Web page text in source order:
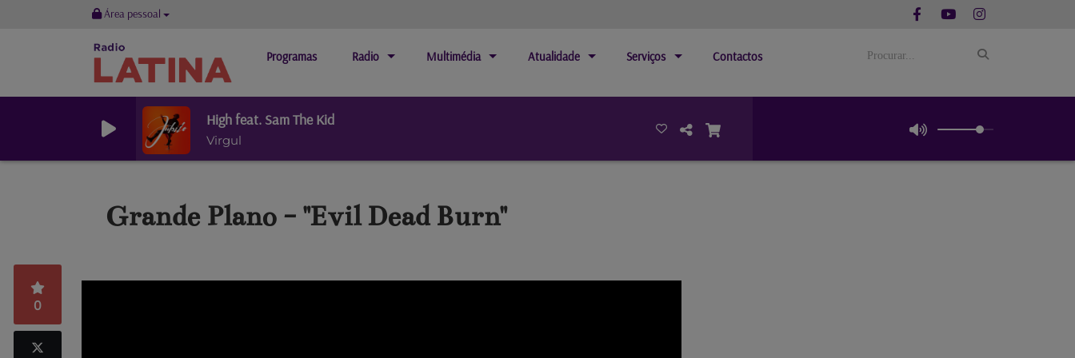
Área pessoal
Programas Radio Multimédia Atualidade Serviços Contactos
High feat. Sam The Kid
Virgul
Grande Plano - "Evil Dead Burn"
0